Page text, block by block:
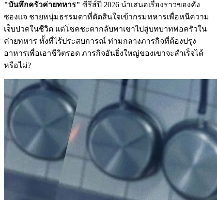
"บันทึกครัวค่ายทหาร" ซีรีส์ปี 2026 นำเสนอเรื่องราวของคัง
ซองแจ ชายหนุ่มธรรมดาที่ตัดสินใจเข้ากรมทหารเพื่อหนีความ
เจ็บปวดในชีวิต แต่โชคชะตากลับพาเขาไปสู่บทบาทพ่อครัวใน
ค่ายทหาร ทั้งที่ไร้ประสบการณ์ ท่ามกลางภารกิจที่ต้องปรุง
อาหารเพื่อเอาชีวิตรอด ภารกิจอันยิ่งใหญ่ของเขาจะสำเร็จได้
หรือไม่?